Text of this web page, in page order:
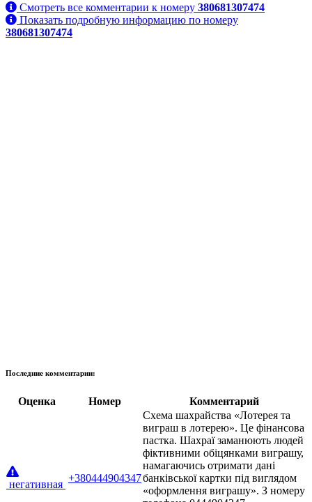
Смотреть все комментарии к номеру 380681307474
Показать подробную информацию по номеру
380681307474
Последние комментарии:
Оценка Номер Комментарий
негативная
+380444904347
Схема шахрайства «Лотерея та
виграш в лотерею». Це фінансова
пастка. Шахраї заманюють людей
фіктивними обіцянками виграшу,
намагаючись отримати дані
банківської картки під виглядом
«оформлення виграшу». З номеру